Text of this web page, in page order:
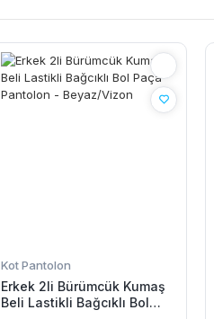
Kot Pantolon
Erkek 2li Bürümcük Kumaş
Beli Lastikli Bağcıklı Bol